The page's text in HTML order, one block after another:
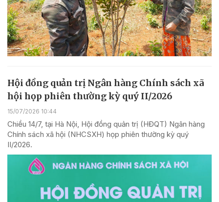
Hội đồng quản trị Ngân hàng Chính sách xã
hội họp phiên thường kỳ quý II/2026
15/07/2026 10:44
Chiều 14/7, tại Hà Nội, Hội đồng quản trị (HĐQT) Ngân hàng
Chính sách xã hội (NHCSXH) họp phiên thường kỳ quý
II/2026.